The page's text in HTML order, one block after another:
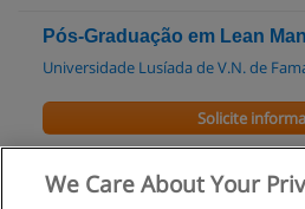
Pós-Graduação em Lean
Universidade Lusíada de V.N. de
Solicite
Mestrado em Administração
We Care About Your